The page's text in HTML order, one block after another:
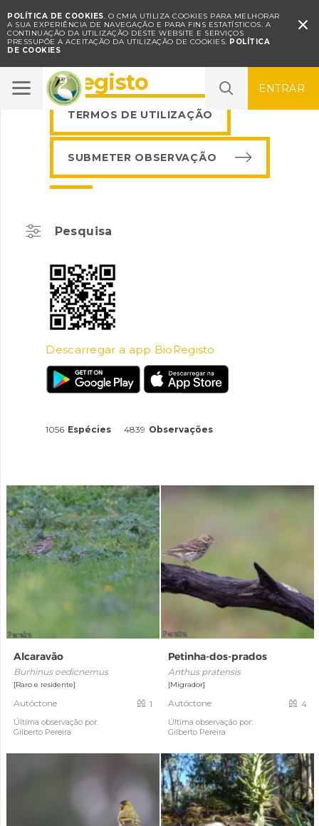
POLÍTICA DE COOKIES. O CMIA UTILIZA COOKIES PARA MELHORAR
A SUA EXPERIÊNCIA DE NAVEGAÇÃO E PARA FINS ESTATÍSTICOS. A
CONTINUAÇÃO DA UTILIZAÇÃO DESTE WEBSITE E SERVIÇOS
PRESSUPÕE A ACEITAÇÃO DA UTILIZAÇÃO DE COOKIES. POLÍTICA
DE COOKIES

ENTRAR
BioRegisto
TERMOS DE UTILIZAÇÃO
SUBMETER OBSERVAÇÃO
Pesquisa
Descarregar a app BioRegisto
1056 Espécies 4839 Observações
Alcaravão
Burhinus oedicnemus
[Raro e residente]
Autóctone
Última observação por:
Gilberto Pereira
1
Petinha-dos-prados
Anthus pratensis
[Migrador]
Autóctone
Última observação por:
Gilberto Pereira
4